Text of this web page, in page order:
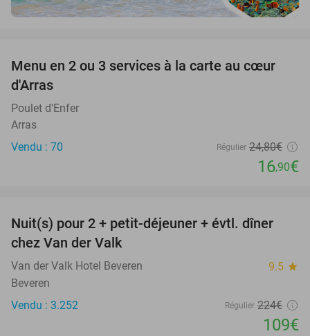
32%
Menu en 2 ou 3 services à la carte au cœur
d'Arras
Poulet d'Enfer
Arras
Vendu : 70
Régulier 24,80€
16,90€
51%
Nuit(s) pour 2 + petit-déjeuner + évtl. dîner
chez Van der Valk
Van der Valk Hotel Beveren 9.5 star
Beveren
Vendu : 3.252
Régulier 224€
109€